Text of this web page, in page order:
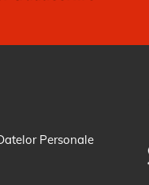
Personale